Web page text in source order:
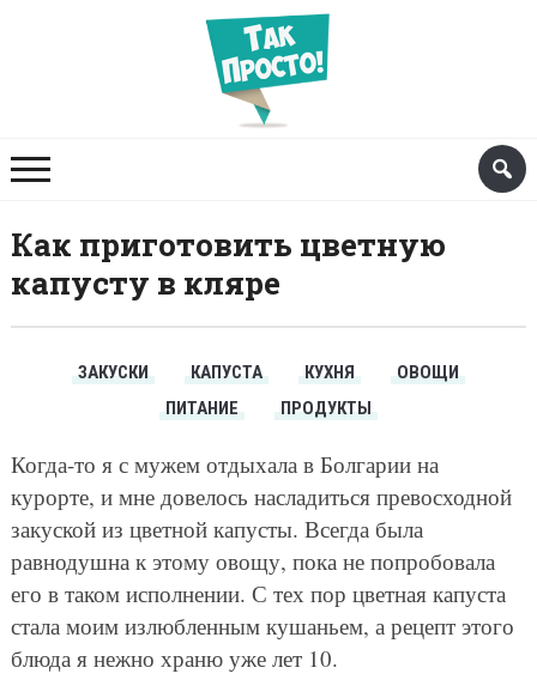
Как приготовить цветную
капусту в кляре
ЗАКУСКИ КАПУСТА КУХНЯ
ОВОЩИ
ПИТАНИЕ
ПРОДУКТЫ
Когда-то я с мужем отдыхала в Болгарии на
курорте, и мне довелось насладиться превосходной
закуской из цветной капусты. Всегда была
равнодушна к этому овощу, пока не попробовала
его в таком исполнении. С тех пор цветная капуста
стала моим излюбленным кушаньем, а рецепт этого
блюда я нежно храню уже лет 10.